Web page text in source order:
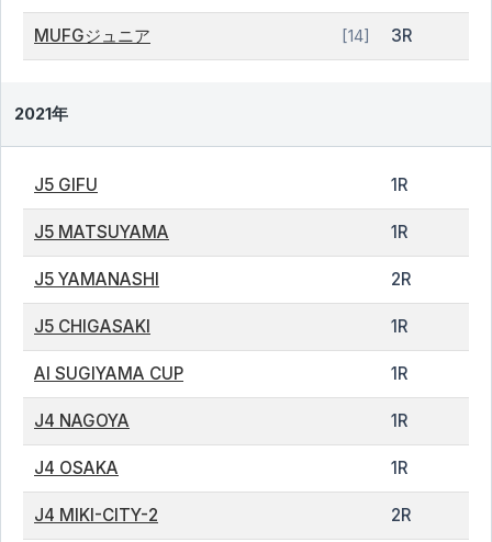
MUFGジュニア [14] 3R
2021年
J5 GIFU 1R
J5 MATSUYAMA 1R
J5 YAMANASHI 2R
J5 CHIGASAKI 1R
AI SUGIYAMA CUP 1R
J4 NAGOYA 1R
J4 OSAKA 1R
J4 MIKI-CITY-2 2R